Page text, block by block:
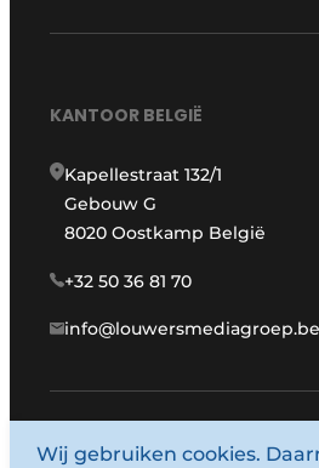
KANTOOR BELGIË
Kapellestraat 132/1
Gebouw G
8020 Oostkamp België
+32 50 36 81 70
info@louwersmediagroep.be
Wij gebruiken cookies.